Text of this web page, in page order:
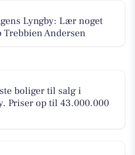
Lyngby: Lær noget
Andersen
boliger til salg i
Priser op til 43.000.000